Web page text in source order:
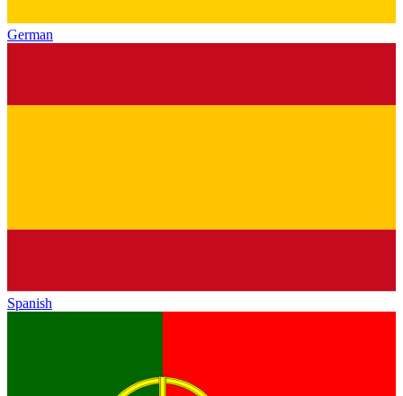
German
Spanish